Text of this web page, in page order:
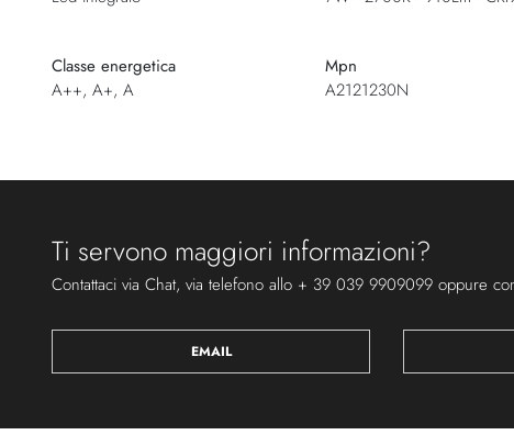
Classe energetica
A++, A+, A
Mpn
A2121230N
Ti servono maggiori informazioni?
Contattaci via Chat, via telefono allo + 39 039 9909099 oppure
EMAIL